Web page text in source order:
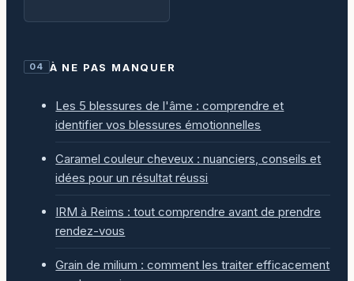
04 À NE PAS MANQUER
Les 5 blessures de l'âme : comprendre et
identifier vos blessures émotionnelles
Caramel couleur cheveux : nuanciers, conseils et
idées pour un résultat réussi
IRM à Reims : tout comprendre avant de prendre
rendez-vous
Grain de milium : comment les traiter efficacement